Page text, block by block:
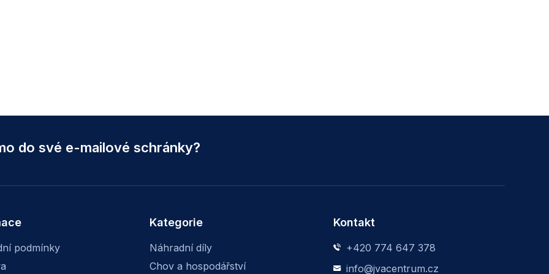
do své e-mailové schránky?
podmínky
Kategorie
Náhradní díly
Chov a hospodářství
Kontakt
+420 774 647 378
info@jvacentrum.cz